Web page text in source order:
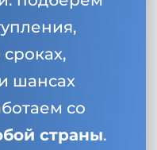
шансах
со
страны.